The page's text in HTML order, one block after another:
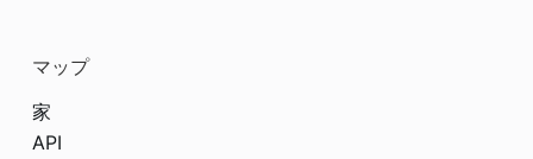
マップ
家
API